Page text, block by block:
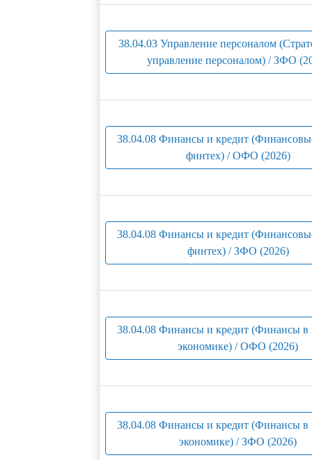
38.04.03 Управление персоналом
управление персоналом) / ЗФО
38.04.08 Финансы и кредит
финтех) / ОФО (2026)
38.04.08 Финансы и кредит
финтех) / ЗФО (2026)
38.04.08 Финансы и кредит (Финансы в
экономике) / ОФО (2026)
38.04.08 Финансы и кредит (Финансы в
экономике) / ЗФО (2026)